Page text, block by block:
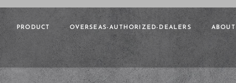
PRODUCT OVERSEAS-AUTHORIZED-DEALERS ABOUT